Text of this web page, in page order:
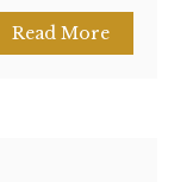
Read More